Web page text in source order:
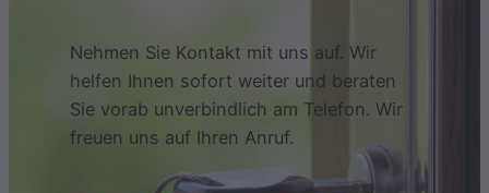
Nehmen Sie Kontakt mit uns auf. Wir
helfen Ihnen sofort weiter und beraten
Sie vorab unverbindlich am Telefon. Wir
freuen uns auf Ihren Anruf.